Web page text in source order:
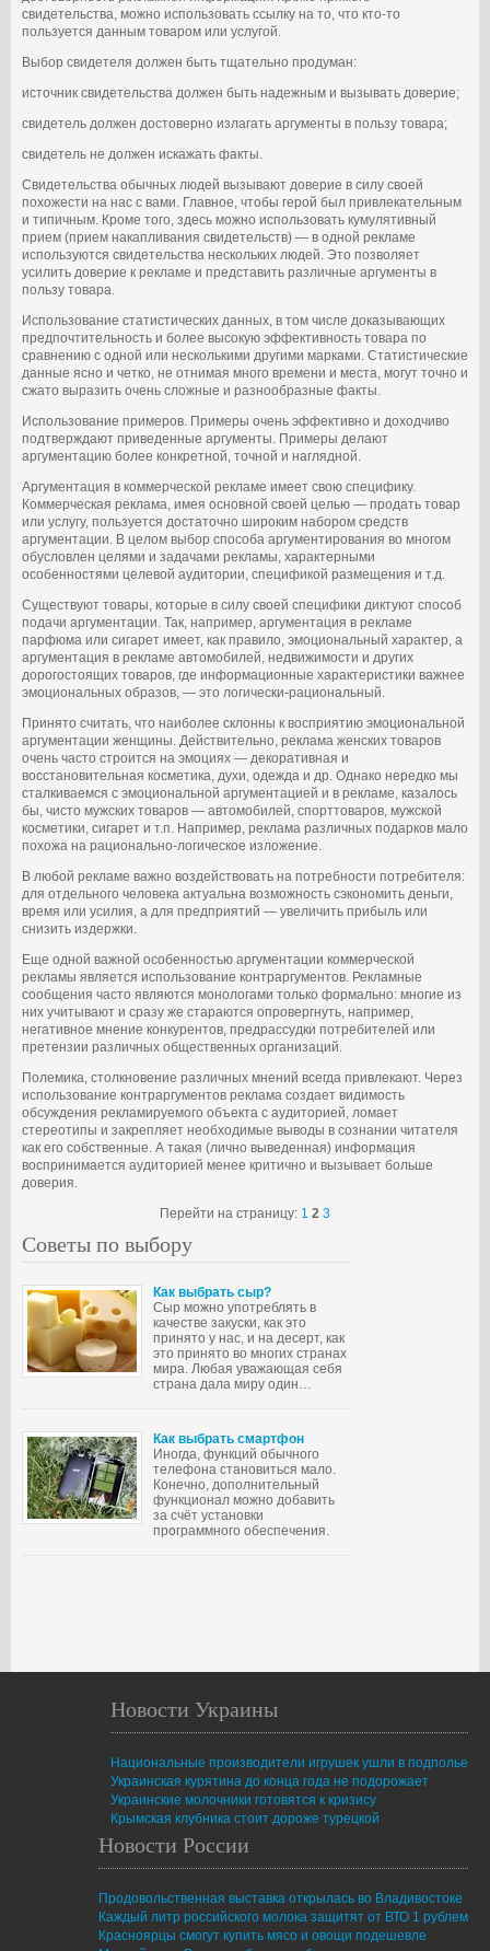
свидетельства, можно использовать ссылку на то, что кто-то
пользуется данным товаром или услугой.
Выбор свидетеля должен быть тщательно продуман:
источник свидетельства должен быть надежным и вызывать доверие;
свидетель должен достоверно излагать аргументы в пользу товара;
свидетель не должен искажать факты.
Свидетельства обычных людей вызывают доверие в силу своей
похожести на нас с вами. Главное, чтобы герой был привлекательным
и типичным. Кроме того, здесь можно использовать кумулятивный
прием (прием накапливания свидетельств) — в одной рекламе
используются свидетельства нескольких людей. Это позволяет
усилить доверие к рекламе и представить различные аргументы в
пользу товара.
Использование статистических данных, в том числе доказывающих
предпочтительность и более высокую эффективность товара по
сравнению с одной или несколькими другими марками. Статистические
данные ясно и четко, не отнимая много времени и места, могут точно и
сжато выразить очень сложные и разнообразные факты.
Использование примеров. Примеры очень эффективно и доходчиво
подтверждают приведенные аргументы. Примеры делают
аргументацию более конкретной, точной и наглядной.
Аргументация в коммерческой рекламе имеет свою специфику.
Коммерческая реклама, имея основной своей целью — продать товар
или услугу, пользуется достаточно широким набором средств
аргументации. В целом выбор способа аргументирования во многом
обусловлен целями и задачами рекламы, характерными
особенностями целевой аудитории, спецификой размещения и т.д.
Существуют товары, которые в силу своей специфики диктуют способ
подачи аргументации. Так, например, аргументация в рекламе
парфюма или сигарет имеет, как правило, эмоциональный характер, а
аргументация в рекламе автомобилей, недвижимости и других
дорогостоящих товаров, где информационные характеристики важнее
эмоциональных образов, — это логически-рациональный.
Принято считать, что наиболее склонны к восприятию эмоциональной
аргументации женщины. Действительно, реклама женских товаров
очень часто строится на эмоциях — декоративная и
восстановительная косметика, духи, одежда и др. Однако нередко мы
сталкиваемся с эмоциональной аргументацией и в рекламе, казалось
бы, чисто мужских товаров — автомобилей, спорттоваров, мужской
косметики, сигарет и т.п. Например, реклама различных подарков мало
похожа на рационально-логическое изложение.
В любой рекламе важно воздействовать на потребности потребителя:
для отдельного человека актуальна возможность сэкономить деньги,
время или усилия, а для предприятий — увеличить прибыль или
снизить издержки.
Еще одной важной особенностью аргументации коммерческой
рекламы является использование контраргументов. Рекламные
сообщения часто являются монологами только формально: многие из
них учитывают и сразу же стараются опровергнуть, например,
негативное мнение конкурентов, предрассудки потребителей или
претензии различных общественных организаций.
Полемика, столкновение различных мнений всегда привлекают. Через
использование контраргументов реклама создает видимость
обсуждения рекламируемого объекта с аудиторией, ломает
стереотипы и закрепляет необходимые выводы в сознании читателя
как его собственные. А такая (лично выведенная) информация
воспринимается аудиторией менее критично и вызывает больше
доверия.
Перейти на страницу: 1 2 3
Советы по выбору
Как выбрать сыр?
Сыр можно употреблять в
качестве закуски, как это
принято у нас, и на десерт, как
это принято во многих странах
мира. Любая уважающая себя
страна дала миру один…
Как выбрать смартфон
Иногда, функций обычного
телефона становиться мало.
Конечно, дополнительный
функционал можно добавить
за счёт установки
программного обеспечения.
Новости Украины
Национальные производители игрушек ушли в подполье
Украинская курятина до конца года не подорожает
Украинские молочники готовятся к кризису
Крымская клубника стоит дороже турецкой
Новости России
Продовольственная выставка открылась во Владивостоке
Каждый литр российского молока защитят от ВТО 1 рублем
Красноярцы смогут купить мясо и овощи подешевле